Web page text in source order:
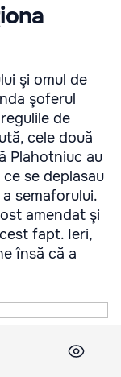
şi omul de
şoferul
de
cele două
Plahotniuc au
se deplasau
semaforului.
amendat şi
fapt. Ieri,
însă că a